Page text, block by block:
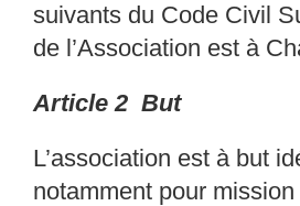
suivants du Code Civil
de l’Association est à
Article 2 But
L’association est à but
notamment pour mission